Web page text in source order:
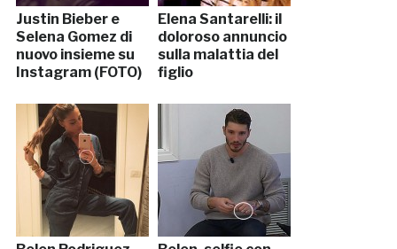
Justin Bieber e
Selena Gomez di
nuovo insieme su
Instagram (FOTO)
Elena Santarelli: il
doloroso annuncio
sulla malattia del
figlio